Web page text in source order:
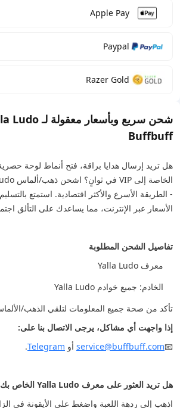
Apple Pay
Paypal
Razer Gold
Buffbuff
هل تريد إرسال هدايا براقة، فتح أنماط لوحة
- الطريقة الأسرع والأكثر اقتصادية. استمتع
الأسعار عبر الإنترنت، مما يساعدك على التألق
تفاصيل الشحن المطلوبة
معرف Yalla Ludo
الخادم: جميع خوادم Yalla Ludo
تأكد من صحة جميع المعلومات لتلقي الذهب/
إذا واجهت أي مشاكل، يرجى الاتصال بنا على:
📧
service@buffbuff.com أو Telegram
.
هل تريد العثور على معرف Yalla Ludo الخاص بك؟ إليك الطريقة
اذهب إلى ردهة اللعبة واضغط على الأيقونة في